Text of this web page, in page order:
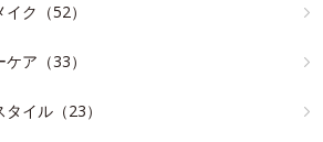
ク（52）
ア（33）
イル（23）